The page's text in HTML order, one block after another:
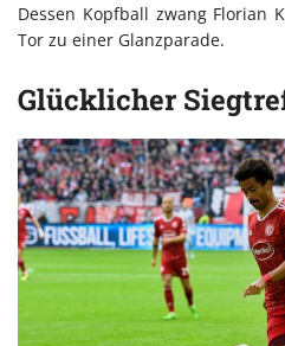
Dessen Kopfball zwang Florian
Tor zu einer Glanzparade.
Glücklicher